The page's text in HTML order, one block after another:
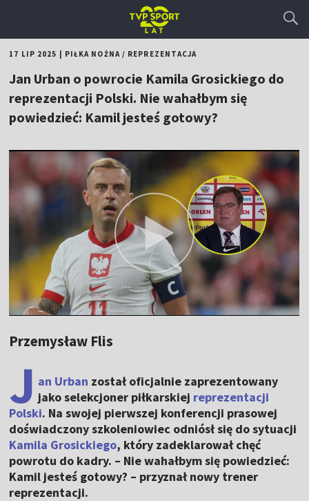
17 LIP 2025 PIŁKA NOŻNA/ REPREZENTACJA
Jan Urban o powrocie Kamila Grosickiego do
reprezentacji Polski. Nie wahałbym się
powiedzieć: Kamil jesteś gotowy?
Przemysław Flis
J an Urban został oficjalnie zaprezentowany
jako selekcjoner piłkarskiej reprezentacji
Polski. Na swojej pierwszej konferencji prasowej
doświadczony szkoleniowiec odniósł się do sytuacji
Kamila Grosickiego, który zadeklarował chęć
powrotu do kadry. – Nie wahałbym się powiedzieć:
Kamil jesteś gotowy? – przyznał nowy trener
reprezentacji.